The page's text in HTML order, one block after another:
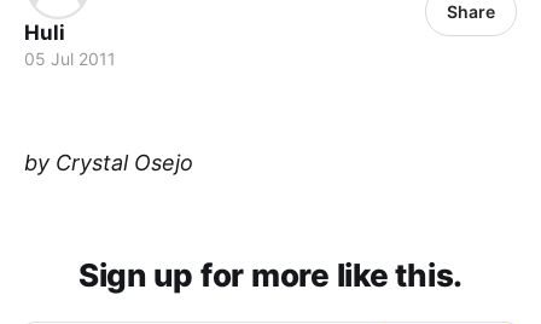
Huli
05 Jul 2011
Share
by Crystal Osejo
Sign up for more like this.